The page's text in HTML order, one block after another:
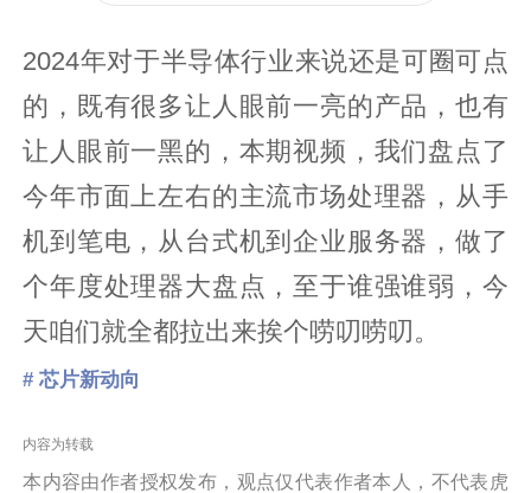
2024年对于半导体行业来说还是可圈可点
的，既有很多让人眼前一亮的产品，也有
让人眼前一黑的，本期视频，我们盘点了
今年市面上左右的主流市场处理器，从手
机到笔电，从台式机到企业服务器，做了
个年度处理器大盘点，至于谁强谁弱，今
天咱们就全都拉出来挨个唠叨唠叨。
# 芯片新动向
内容为转载
本内容由作者授权发布，观点仅代表作者本人，不代表虎